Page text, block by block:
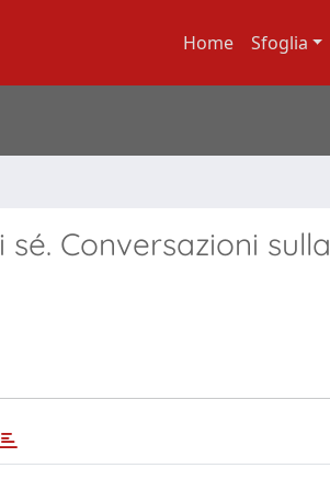
Home Sfoglia
Conversazioni sulla